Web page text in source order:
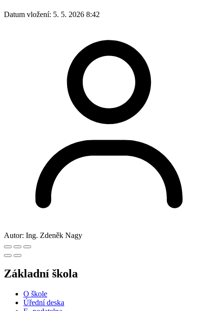
Datum vložení: 5. 5. 2026 8:42
Autor: Ing. Zdeněk Nagy
Základní škola
O škole
Úřední deska